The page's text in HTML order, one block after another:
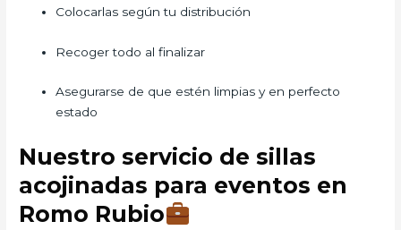
Colocarlas según tu distribución
Recoger todo al finalizar
Asegurarse de que estén limpias y en perfecto
estado
Nuestro servicio de sillas
acojinadas para eventos en
Romo Rubio